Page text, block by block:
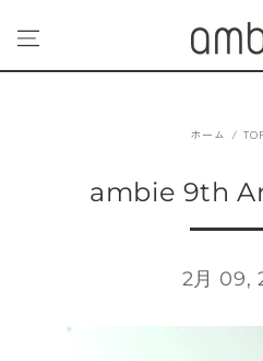
プする
ホーム /
ambie 9th
2月 09,